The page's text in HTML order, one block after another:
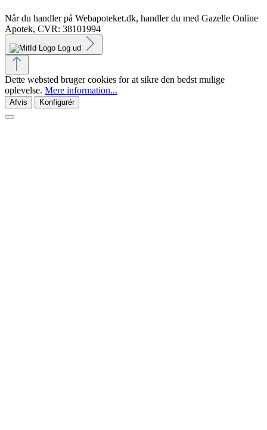
Når du handler på Webapoteket.dk, handler du med Gazelle Online
Apotek, CVR: 38101994
Log ud
Dette websted bruger cookies for at sikre den bedst mulige
oplevelse. Mere information...
Afvis Konfigurér